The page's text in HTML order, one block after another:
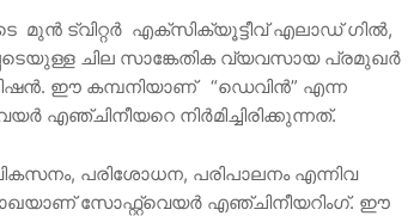
മുൻ ട്വിറ്റർ എക്‌സിക്യൂട്ടീവ് എലാഡ് ഗിൽ,
ചില സാങ്കേതിക വ്യവസായ പ്രമുഖർ
ഈ കമ്പനിയാണ് “ഡെവിൻ” എന്ന
എഞ്ചിനീയറെ നിർമിച്ചിരിക്കുന്നത്.
പരിശോധന, പരിപാലനം എന്നിവ
സോഫ്റ്റ്‌വെയർ എഞ്ചിനീയറിംഗ്. ഈ